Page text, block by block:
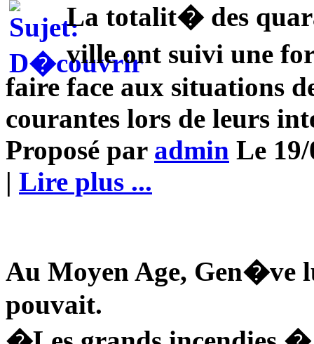
La totalit� des
ville ont suivi une
faire face aux situations
courantes lors de leurs
Proposé par admin Le
| Lire plus ...
Au Moyen Age, Gen�ve
pouvait.